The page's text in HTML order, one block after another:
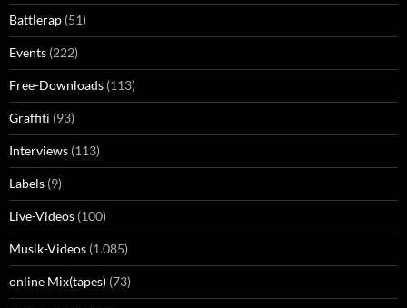
Battlerap (51)
Events (222)
Free-Downloads (113)
Graffiti (93)
Interviews (113)
Labels (9)
Live-Videos (100)
Musik-Videos (1.085)
online Mix(tapes) (73)